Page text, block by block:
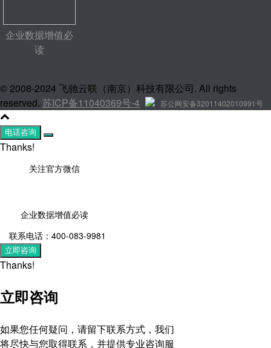
企业数据增值必
读
© 2008-2024 飞驰云联（南京）科技有限公司. All rights
reserved. 苏ICP备11040369号-4 苏公网安备32011402010991号
电话咨询
Thanks!
关注官方微信
企业数据增值必读
联系电话：400-083-9981
立即咨询
Thanks!
立即咨询
如果您任何疑问，请留下联系方式，我们
将尽快与您取得联系，并提供专业咨询服